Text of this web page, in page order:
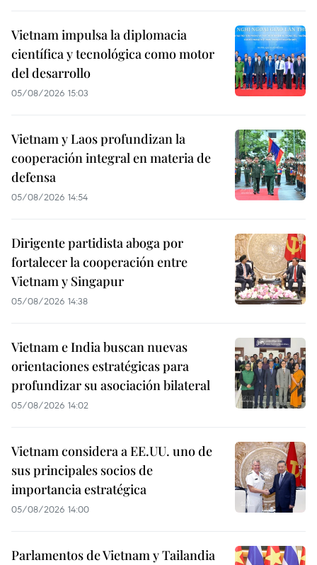
Vietnam impulsa la diplomacia
científica y tecnológica como motor
del desarrollo
05/08/2026 15:03
Vietnam y Laos profundizan la
cooperación integral en materia de
defensa
05/08/2026 14:54
Dirigente partidista aboga por
fortalecer la cooperación entre
Vietnam y Singapur
05/08/2026 14:38
Vietnam e India buscan nuevas
orientaciones estratégicas para
profundizar su asociación bilateral
05/08/2026 14:02
Vietnam considera a EE.UU. uno de
sus principales socios de
importancia estratégica
05/08/2026 14:00
Parlamentos de Vietnam y Tailandia